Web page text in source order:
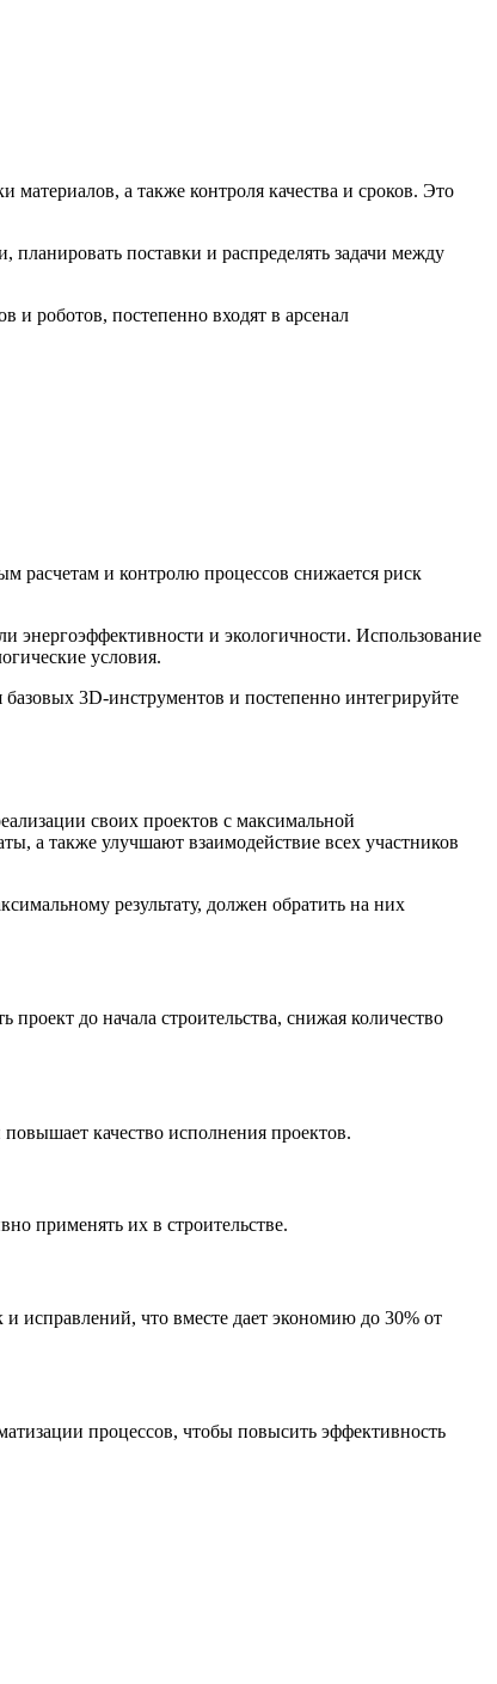
а также контроля качества и сроков. Это
поставки и распределять задачи между
и роботов, постепенно входят в арсенал
расчетам и контролю процессов снижается риск
и экологичности. Использование
условия.
3D-инструментов и постепенно интегрируйте
своих проектов с максимальной
а также улучшают взаимодействие всех участников
результату, должен обратить на них
до начала строительства, снижая количество
качество исполнения проектов.
применять их в строительстве.
исправлений, что вместе дает экономию до 30% от
процессов, чтобы повысить эффективность